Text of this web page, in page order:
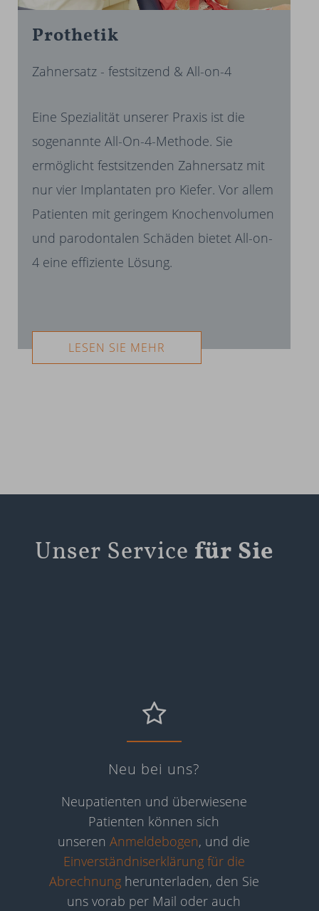
Pro­thetik
Zahnersatz - festsitzend & All-on-4
Eine Spezialität unserer Praxis ist die
sogenannte All-On-4-Methode. Sie
ermöglicht festsitzenden Zahnersatz mit
nur vier Implantaten pro Kiefer. Vor allem
Patienten mit geringem Knochenvolumen
und parodontalen Schäden bietet All-on-
4 eine effiziente Lösung.
LESEN SIE MEHR
Unser Service für Sie
bei
Neu bei uns?
Neupatienten und überwiesene
Patienten können sich
unserenAnmeldebogen, und die
Einverständniserklärung für die
Abrechnungherunterladen, den Sie
uns vorab per Mail oder auch